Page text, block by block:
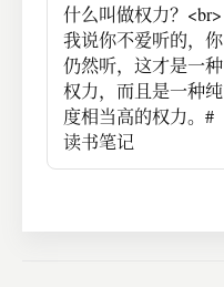
什么叫做权力？<br>
我说你不爱听的，你
仍然听，这才是一种
权力，而且是一种纯
度相当高的权力。#
读书笔记